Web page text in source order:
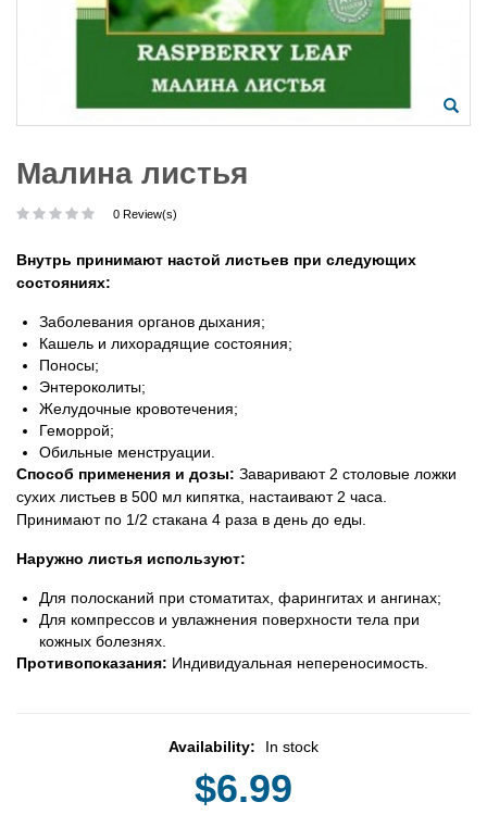
Малина листья
0 Review(s)
Внутрь принимают настой листьев при следующих
состояниях:
Заболевания органов дыхания;
Кашель и лихорадящие состояния;
Поносы;
Энтероколиты;
Желудочные кровотечения;
Геморрой;
Обильные менструации.
Способ применения и дозы: Заваривают 2 столовые ложки
сухих листьев в 500 мл кипятка, настаивают 2 часа.
Принимают по 1/2 стакана 4 раза в день до еды.
Наружно листья используют:
Для полосканий при стоматитах, фарингитах и ангинах;
Для компрессов и увлажнения поверхности тела при
кожных болезнях.
Противопоказания: Индивидуальная непереносимость.
Availability: In stock
$6.99